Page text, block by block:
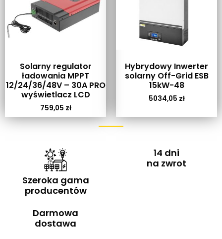
Solarny regulator
ładowania MPPT
12/24/36/48V – 30A PRO
wyświetlacz LCD
759,05 zł
Hybrydowy Inwerter
solarny Off-Grid ESB
15kW-48
5034,05 zł
Szeroka gama
producentów
14 dni
na zwrot
Darmowa
dostawa